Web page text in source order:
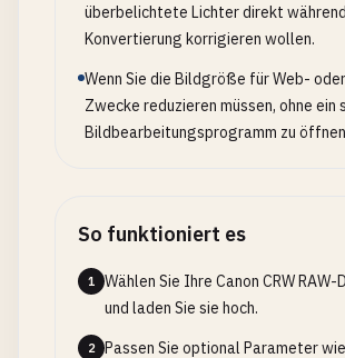
überbelichtete Lichter direkt
Konvertierung korrigieren wollen.
Wenn Sie die Bildgröße für Web-
Zwecke reduzieren müssen, ohne ein
Bildbearbeitungsprogramm zu
So funktioniert es
1
Wählen Sie Ihre Canon CRW RAW-
und laden Sie sie hoch.
2
Passen Sie optional Parameter